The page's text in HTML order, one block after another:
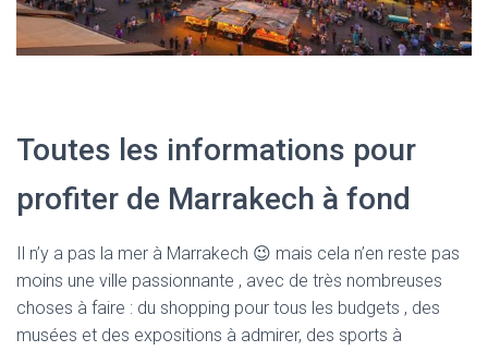
Toutes les informations pour
profiter de Marrakech à fond
Il n’y a pas la mer à Marrakech 😉 mais cela n’en reste pas
moins une ville passionnante , avec de très nombreuses
choses à faire : du shopping pour tous les budgets , des
musées et des expositions à admirer, des sports à